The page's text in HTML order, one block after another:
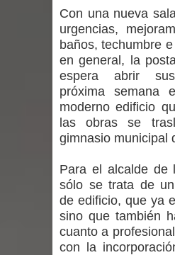
Del anime al K-
de Chile
por las culturas
Renuncia del
Maule golpea al
Talca
Diputado Jorge
proyecto de
Con una nueva
urgencias,
baños, techumbre
en general, la
espera abrir
próxima semana
moderno edificio
las obras se
gimnasio municipal
Para el alcalde de
sólo se trata de
de edificio, que ya
sino que también
cuanto a
con la